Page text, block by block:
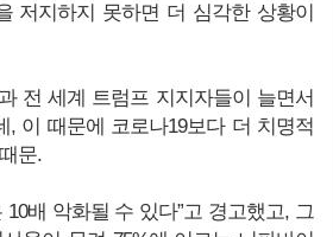
저지하지 못하면 더 심각한 상황이
전 세계 트럼프 지지자들이 늘면서
이 때문에 코로나19보다 더 치명적
문.
배 악화될 수 있다”고 경고했고, 그